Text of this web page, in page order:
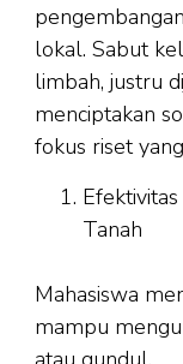
lokal. Sabut
limbah, justru
menciptakan
fokus riset
Tanah
Mahasiswa
mampu